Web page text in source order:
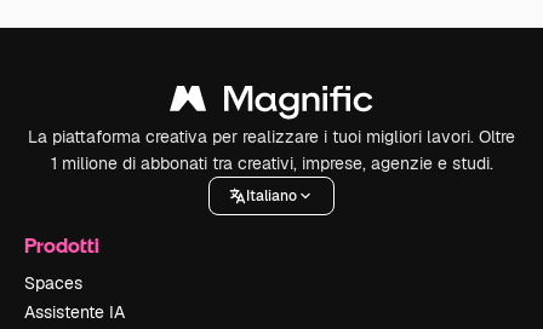
La piattaforma creativa per realizzare i tuoi migliori lavori. Oltre
1 milione di abbonati tra creativi, imprese, agenzie e studi.
Italiano
Prodotti
Spaces
Assistente IA